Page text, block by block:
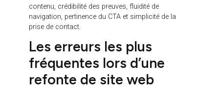
qualifiées, de rendez-vous, de devis, de
téléchargements, d’inscriptions ou de ventes.
Quelles pages reçoivent du trafic mais
convertissent peu ? Où les visiteurs quittent-ils le
site ? Les formulaires sont-ils visibles ? Les CTA
sont-ils cohérents avec le niveau de maturité du